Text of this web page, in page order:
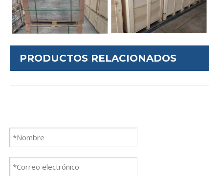
PRODUCTOS RELACIONADOS